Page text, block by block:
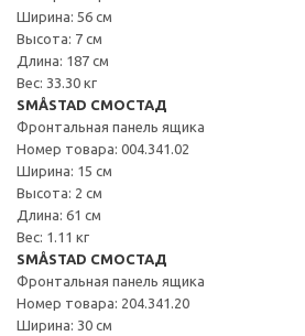
Ширина: 56 см
Высота: 7 см
Длина: 187 см
Вес: 33.30 кг
SMÅSTAD СМОСТАД
Фронтальная панель ящика
Номер товара: 004.341.02
Ширина: 15 см
Высота: 2 см
Длина: 61 см
Вес: 1.11 кг
SMÅSTAD СМОСТАД
Фронтальная панель ящика
Номер товара: 204.341.20
Ширина: 30 см